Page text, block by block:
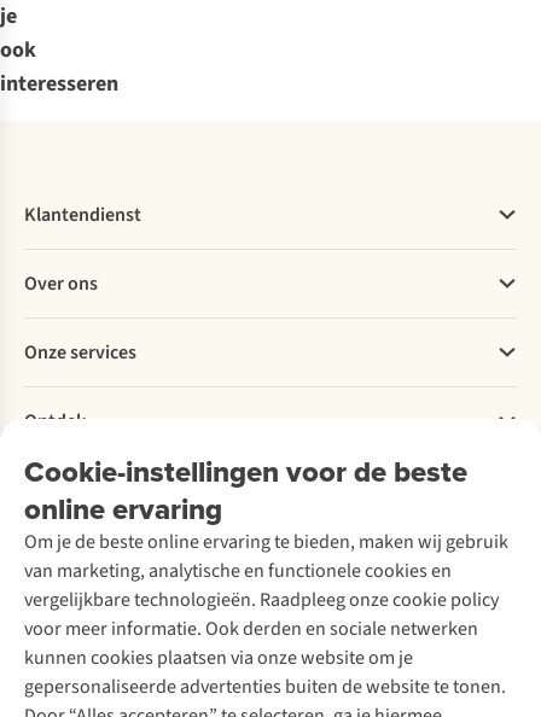
je
ook
interesseren
Cookie-instellingen voor de beste
online ervaring
Om je de beste online ervaring te bieden, maken wij gebruik
van marketing, analytische en functionele cookies en
vergelijkbare technologieën. Raadpleeg onze cookie policy
voor meer informatie. Ook derden en sociale netwerken
kunnen cookies plaatsen via onze website om je
gepersonaliseerde advertenties buiten de website te tonen.
Klantendienst
Bestellen
Betalen
Levering
Retourneren
Bestelling herroepen
Garantie
Contact
Over ons
Explore More
Verantwoord ondernemen
Over Ayacucho
Onze winkels
Over A.S.Adventure
Toegankelijkheidsverklaring
Onze services
Ski-onderhoud
Wasservice
Schoenonderhoud
Schoenherstelling
Kledingherstelling
Retouches
Voor bedrijven
Ontdek
A.S.Magazine
Podcast
Explore Academy
Explore Camp
Gear Check
Inspiratie & advies
Meld je aan voor de nieuwsbrief
Follow us